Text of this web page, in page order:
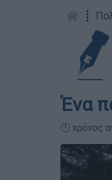
┋
Ένα
🕛 χρόνος